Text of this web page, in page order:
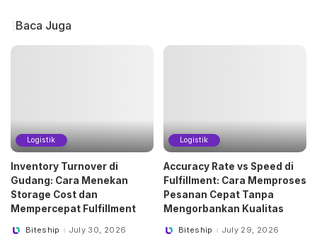
Baca Juga
Logistik
Inventory Turnover di
Gudang: Cara Menekan
Storage Cost dan
Mempercepat Fulfillment
PostedBiteship
July 30, 2026
Logistik
Accuracy Rate vs Speed di
Fulfillment: Cara Memproses
Pesanan Cepat Tanpa
Mengorbankan Kualitas
PostedBiteship
July 29, 2026